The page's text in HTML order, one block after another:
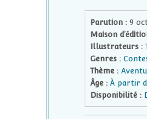
Parution : 9
Maison
Illustrateurs :
Genres :
Thème :
Âge :À partir
Disponibilité :